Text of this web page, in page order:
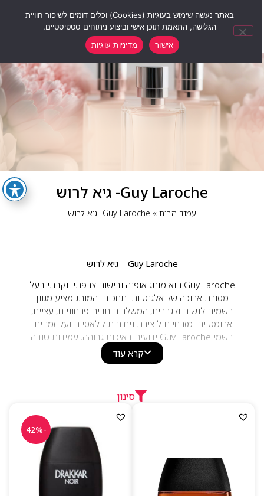
Guy Laroche- גיא לרוש
עמוד הבית» Guy Laroche- גיא לרוש
Guy Laroche – גיא לרוש
Guy Laroche הוא מותג אופנה ובישום צרפתי יוקרתי בעל
מסורת ארוכה של אלגנטיות ותחכום. המותג מציע מגוון
בשמים לנשים ולגברים, המשלבים תווים פרחוניים, עציים,
ארומטיים ומזרחיים ליצירת ניחוחות קלאסיים ועל-זמניים.
בשמי Guy Laroche ידועים באיכות גבוהה, עמידות טובה
וסגנון צרפתי אלגנטי המתאים לשימוש יומיומי ולאירועים
מיוחדים.
קרא עוד
סינון
-42%
באתר נעשה שימוש בעוגיות (Cookies) וכלים דומים לשיפור חוויית
הגלישה, התאמת תוכן אישי וביצוע ניתוחים סטטיסטיים.
אישור
מדיניות עוגיות